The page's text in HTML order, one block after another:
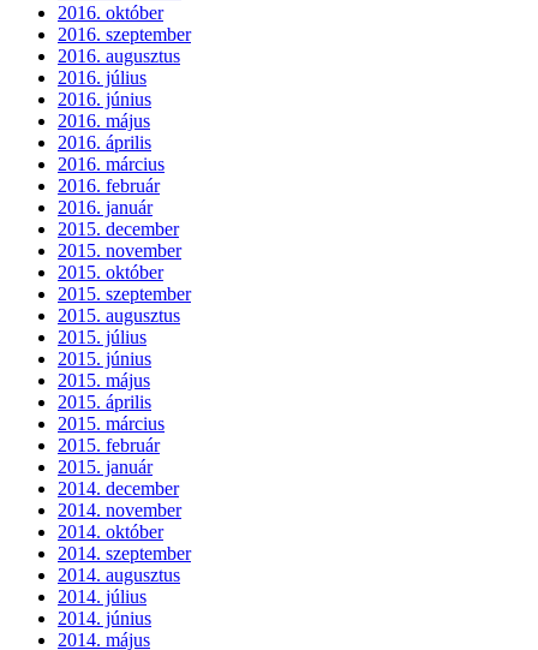
2016. október
2016. szeptember
2016. augusztus
2016. július
2016. június
2016. május
2016. április
2016. március
2016. február
2016. január
2015. december
2015. november
2015. október
2015. szeptember
2015. augusztus
2015. július
2015. június
2015. május
2015. április
2015. március
2015. február
2015. január
2014. december
2014. november
2014. október
2014. szeptember
2014. augusztus
2014. július
2014. június
2014. május